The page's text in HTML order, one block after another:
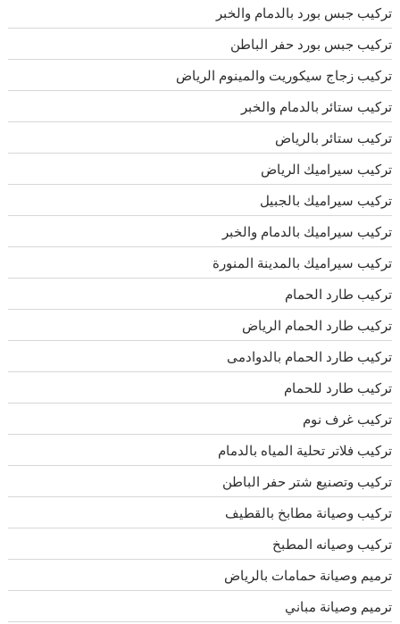
تركيب جبس بورد بالدمام والخبر
تركيب جبس بورد حفر الباطن
تركيب زجاج سيكوريت والمينوم الرياض
تركيب ستائر بالدمام والخبر
تركيب ستائر بالرياض
تركيب سيراميك الرياض
تركيب سيراميك بالجبيل
تركيب سيراميك بالدمام والخبر
تركيب سيراميك بالمدينة المنورة
تركيب طارد الحمام
تركيب طارد الحمام الرياض
تركيب طارد الحمام بالدوادمى
تركيب طارد للحمام
تركيب غرف نوم
تركيب فلاتر تحلية المياه بالدمام
تركيب وتصنيع شتر حفر الباطن
تركيب وصيانة مطابخ بالقطيف
تركيب وصيانه المطبخ
ترميم وصيانة حمامات بالرياض
ترميم وصيانة مباني